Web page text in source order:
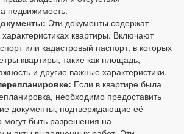
недвижимость.
Эти документы содержат
квартиры. Включают
или кадастровый паспорт, в которых
квартиры, такие как площадь,
и другие важные характеристики.
Если в квартире была
необходимо предоставить
документы, подтверждающие её
могут быть разрешения на